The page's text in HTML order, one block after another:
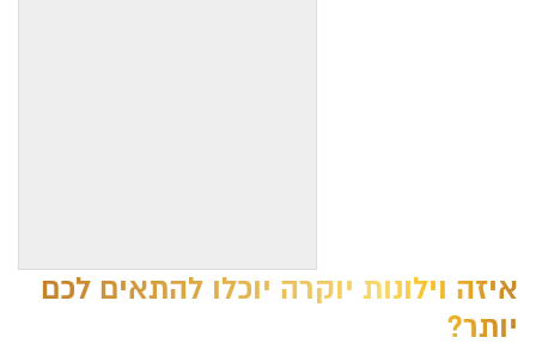
איזה וילונות יוקרה יוכלו להתאים לכם
יותר?